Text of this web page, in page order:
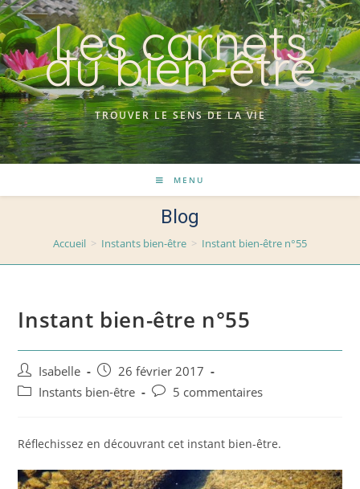
Skip
to
content
Les carnets
du bien-être
TROUVER LE SENS DE LA VIE
MENU
Blog
Accueil > Instants bien-être > Instant bien-être n°55
Instant bien-être n°55
Auteur/autrice
de
Isabelle
Post
published:
26 février 2017
PostInstants bien-être
Post5 commentaires
Réflechissez en découvrant cet instant bien-être.